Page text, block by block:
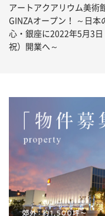
アートアクアリウム美術
GINZAオープン！ ～日本
心・銀座に2022年5月3日
祝）開業へ～